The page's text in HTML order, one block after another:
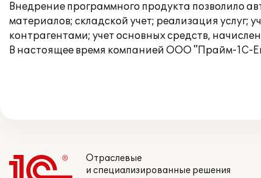
Внедрение программного продукта позволило
материалов; складской учет; реализация услуг;
контрагентами; учет основных средств,
В настоящее время компанией ООО "Прайм-1С-
Отраслевые
и специализированные решения